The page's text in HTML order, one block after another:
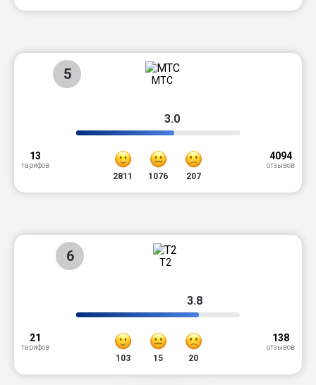
5 МТС
3.0
13
тарифов
2811 1076 207
4094
отзывов
6 T2
3.8
21
тарифов
103 15 20
138
отзывов